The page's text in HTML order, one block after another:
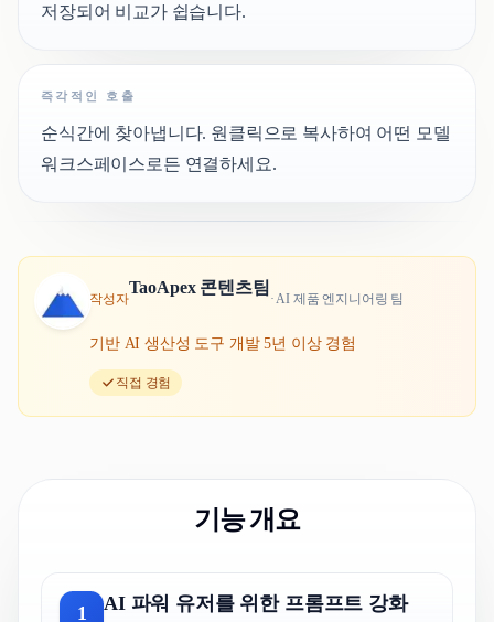
저장되어 비교가 쉽습니다.
즉각적인 호출
순식간에 찾아냅니다. 원클릭으로 복사하여 어떤 모델
워크스페이스로든 연결하세요.
작성자
TaoApex 콘텐츠팀
·AI 제품 엔지니어링 팀
기반 AI 생산성 도구 개발 5년 이상 경험
직접 경험
기능 개요
1 AI 파워 유저를 위한 프롬프트 강화